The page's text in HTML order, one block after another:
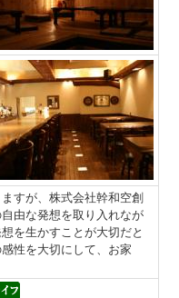
すが、株式会社幹和空創
由な発想を取り入れなが
を生かすことが大切だと
性を大切にして、お家